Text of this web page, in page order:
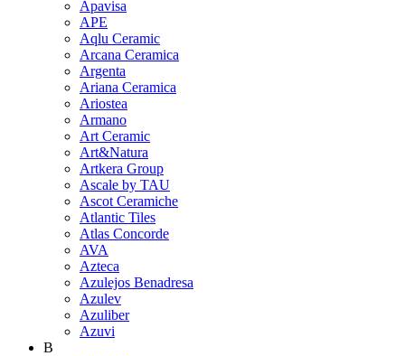
Apavisa
APE
Aqlu Ceramic
Arcana Ceramica
Argenta
Ariana Ceramica
Ariostea
Armano
Art Ceramic
Art&Natura
Artkera Group
Ascale by TAU
Ascot Ceramiche
Atlantic Tiles
Atlas Concorde
AVA
Azteca
Azulejos Benadresa
Azulev
Azuliber
Azuvi
B